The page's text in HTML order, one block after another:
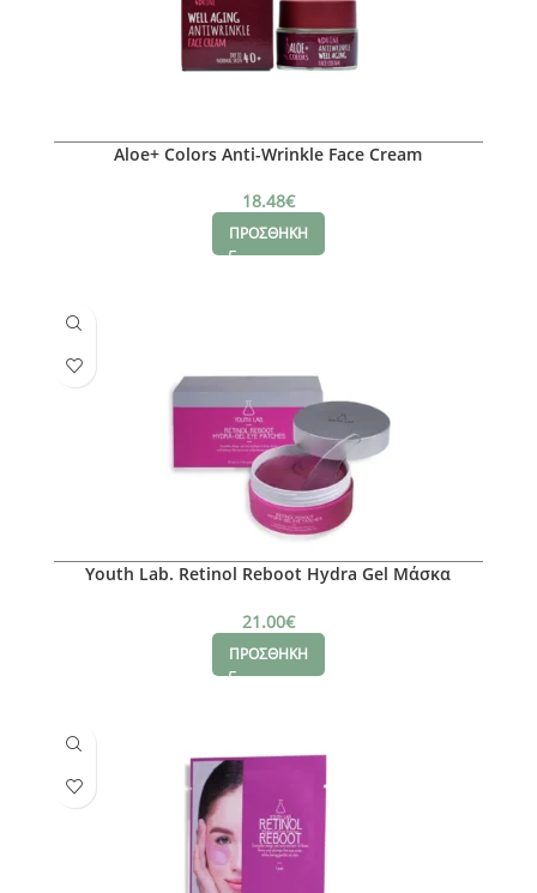
Aloe+ Colors Anti-Wrinkle Face Cream
18.48€
ΠΡΟΣΘΗΚΗ
Youth Lab. Retinol Reboot Hydra Gel Μάσκα
21.00€
ΠΡΟΣΘΗΚΗ